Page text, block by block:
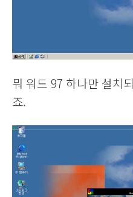
뭐 워드 97 하나만 설치
죠.